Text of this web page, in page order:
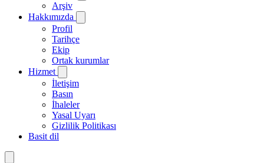
Arşiv
Hakkımızda
Profil
Tarihçe
Ekip
Ortak kurumlar
Hizmet
İletişim
Basın
İhaleler
Yasal Uyarı
Gizlilik Politikası
Basit dil